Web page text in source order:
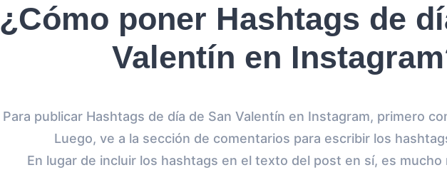
¿Cómo poner Hashtags de
Valentín en
Para publicar Hashtags de día de San Valentín en Instagram, primero
Luego, ve a la sección de comentarios para escribir los
En lugar de incluir los hashtags en el texto del post en sí, es mucho